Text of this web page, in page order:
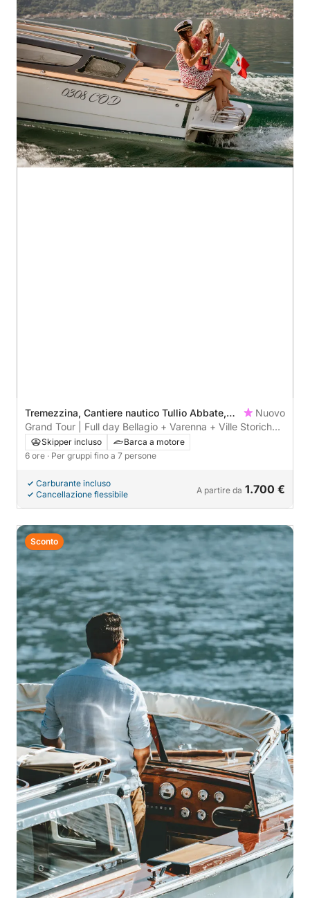
Tremezzina, Cantiere nautico Tullio Abbate,
Italy
Nuovo
Grand Tour | Full day Bellagio + Varenna + Ville Storiche
+ Clooney
Skipper incluso
Barca a motore
6 ore · Per gruppi fino a 7 persone
Carburante incluso
Cancellazione flessibile
A partire da 1.700 €
Sconto